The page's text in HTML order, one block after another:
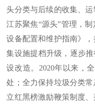
头分类与后续的收集、
江苏聚焦“源头”管理，
设备配置和维护指南》
集设施提档升级，逐步
设改造。2020年以来，
处；全力保持垃圾分类
立红黑榜激励鞭策制度